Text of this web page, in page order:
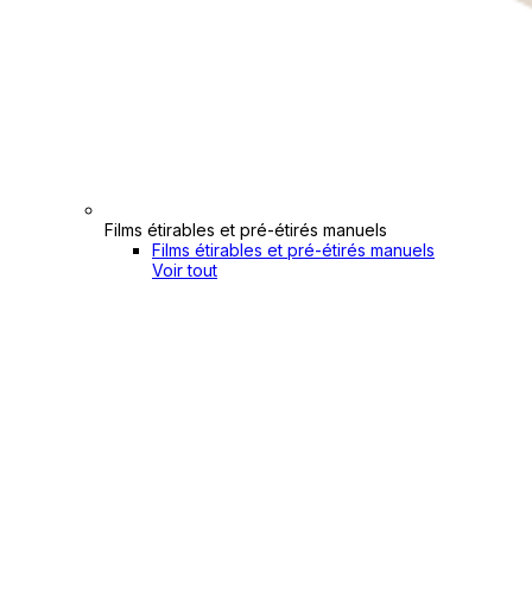
Films étirables et pré-étirés manuels
Films étirables et pré-étirés manuels
Voir tout